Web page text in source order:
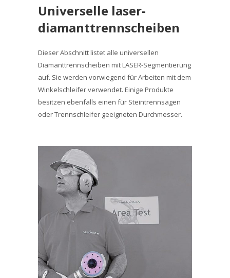
Universelle laser-
diamanttrennscheiben
Dieser Abschnitt listet alle universellen
Diamanttrennscheiben mit LASER-Segmentierung
auf. Sie werden vorwiegend für Arbeiten mit dem
Winkelschleifer verwendet. Einige Produkte
besitzen ebenfalls einen für Steintrennsägen
oder Trennschleifer geeigneten Durchmesser.